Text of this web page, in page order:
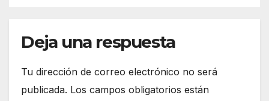
Deja una respuesta
Tu dirección de correo electrónico no será
publicada. Los campos obligatorios están